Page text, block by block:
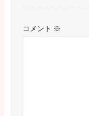
コメント ※